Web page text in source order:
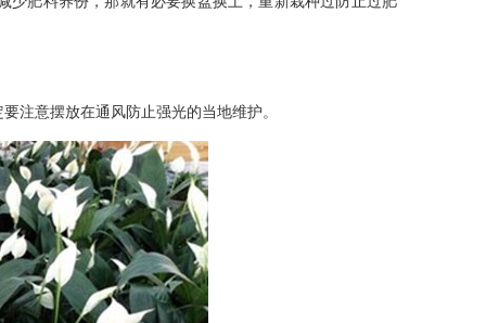
注意摆放在通风防止强光的当地维护。